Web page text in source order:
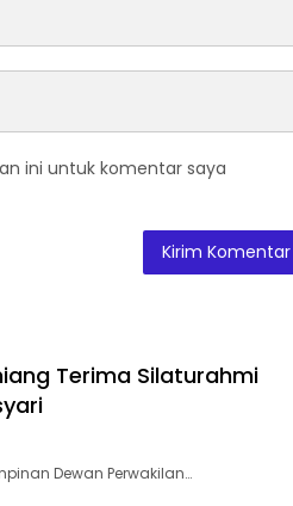
ini untuk komentar saya
Terima Silaturahmi
Dewan Perwakilan…